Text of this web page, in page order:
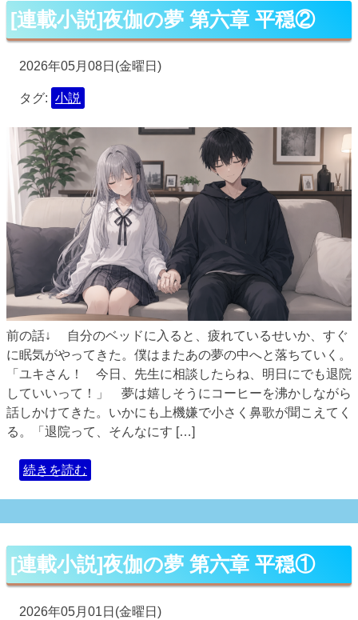
[連載小説]夜伽の夢 第六章 平穏②
2026年05月08日(金曜日)
タグ: 小説
前の話↓ 自分のベッドに入ると、疲れているせいか、すぐ
に眠気がやってきた。僕はまたあの夢の中へと落ちていく。
「ユキさん！ 今日、先生に相談したらね、明日にでも退院
していいって！」 夢は嬉しそうにコーヒーを沸かしながら
話しかけてきた。いかにも上機嫌で小さく鼻歌が聞こえてく
る。「退院って、そんなにす […]
続きを読む
[連載小説]夜伽の夢 第六章 平穏①
2026年05月01日(金曜日)